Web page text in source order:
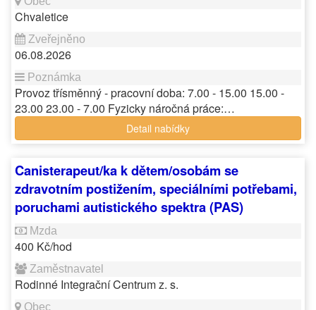
Chvaletice
06.08.2026
Provoz třísměnný - pracovní doba: 7.00 - 15.00 15.00 -
23.00 23.00 - 7.00 Fyzicky náročná práce:…
Detail nabídky
Canisterapeut/ka k dětem/osobám se
zdravotním postižením, speciálními potřebami,
poruchami autistického spektra (PAS)
400 Kč/hod
Rodinné Integrační Centrum z. s.